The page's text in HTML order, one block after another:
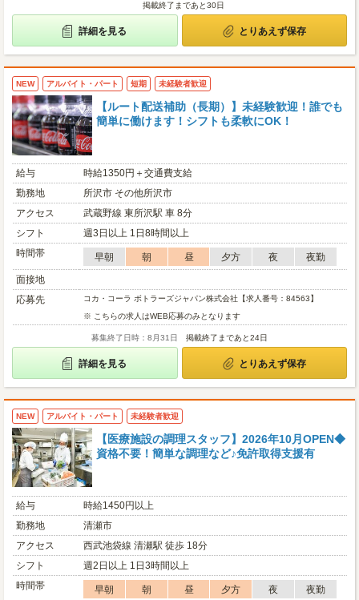
掲載終了まであと30日
詳細を見る とりあえず保存
NEW アルバイト・パート 短期 未経験者歓迎
【ルート配送補助（長期）】未経験歓迎！誰でも
簡単に働けます！シフトも柔軟にOK！
給与
時給1350円＋交通費支給
勤務地
所沢市 その他所沢市
アクセス
武蔵野線 東所沢駅 車 8分
シフト
週3日以上 1日8時間以上
時間帯
早朝 朝 昼 夕方 夜
夜勤
面接地
応募先
コカ・コーラ ボトラーズジャパン株式会社【求人番号：84563】
※ こちらの求人はWEB応募のみとなります
募集終了日時：8月31日 掲載終了まであと24日
詳細を見る とりあえず保存
NEW アルバイト・パート 未経験者歓迎
【医療施設の調理スタッフ】2026年10月OPEN◆
資格不要！簡単な調理など♪免許取得支援有
給与
時給1450円以上
勤務地
清瀬市
アクセス
西武池袋線 清瀬駅 徒歩 18分
シフト
週2日以上 1日3時間以上
時間帯
早朝 朝 昼 夕方 夜
夜勤